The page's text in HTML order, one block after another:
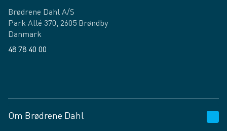
Brødrene Dahl A/S
Park Allé 370, 2605 Brøndby
Danmark
48 78 40 00
Om Brødrene Dahl